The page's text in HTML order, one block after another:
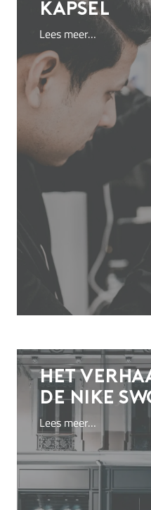
kapsel
Lees meer…
Het
deNike
Lees meer…